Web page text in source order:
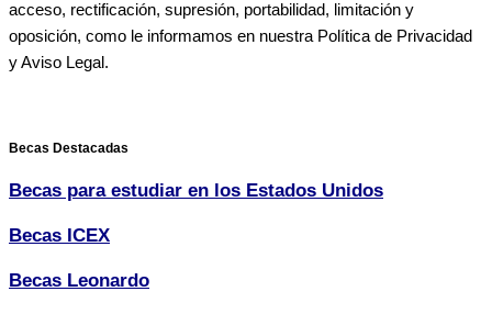
acceso, rectificación, supresión, portabilidad, limitación y
oposición, como le informamos en nuestra Política de Privacidad
y Aviso Legal.
Becas Destacadas
Becas para estudiar en los Estados Unidos
Becas ICEX
Becas Leonardo